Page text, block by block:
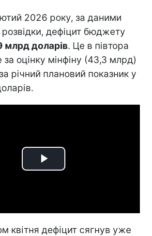
2026 року, за даними
розвідки, дефіцит бюджету
млрд доларів. Це в півтора
за оцінку мінфіну (43,3 млрд)
річний плановий показник у
Play
квітня дефіцит сягнув уже